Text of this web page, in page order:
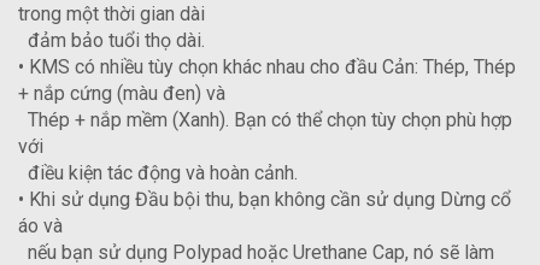
trong một thời gian dài
đảm bảo tuổi thọ dài.
• KMS có nhiều tùy chọn khác nhau cho đầu Cản: Thép, Thép
+ nắp cứng (màu đen) và
Thép + nắp mềm (Xanh). Bạn có thể chọn tùy chọn phù hợp
với
điều kiện tác động và hoàn cảnh.
• Khi sử dụng Đầu bội thu, bạn không cần sử dụng Dừng cổ
áo và
nếu bạn sử dụng Polypad hoặc Urethane Cap, nó sẽ làm